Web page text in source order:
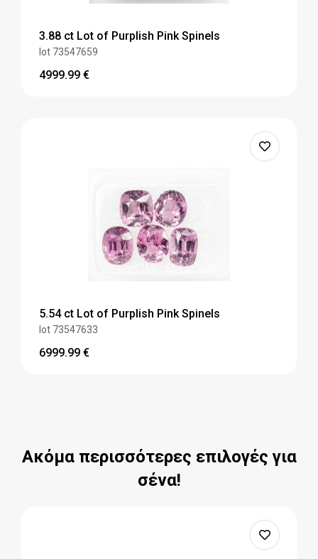
3.88 ct Lot of Purplish Pink Spinels
lot 73547659
4999.99 €
5.54 ct Lot of Purplish Pink Spinels
lot 73547633
6999.99 €
Ακόμα περισσότερες επιλογές για
σένα!